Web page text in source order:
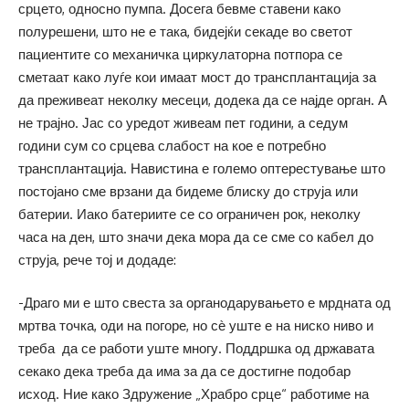
срцето, односно пумпа. Досега бевме ставени како
полурешени, што не е така, бидејќи секаде во светот
пациентите со механичка циркулаторна потпора се
сметаат како луѓе кои имаат мост до трансплантација за
да преживеат неколку месеци, додека да се најде орган. А
не трајно. Јас со уредот живеам пет години, а седум
години сум со срцева слабост на кое е потребно
трансплантација. Навистина е големо оптерестување што
постојано сме врзани да бидеме блиску до струја или
батерии. Иако батериите се со ограничен рок, неколку
часа на ден, што значи дека мора да се сме со кабел до
струја, рече тој и додаде:
-Драго ми е што свеста за органодарувањето е мрдната од
мртва точка, оди на погоре, но сѐ уште е на ниско ниво и
треба да се работи уште многу. Поддршка од државата
секако дека треба да има за да се достигне подобар
исход. Ние како Здружение „Храбро срце“ работиме на